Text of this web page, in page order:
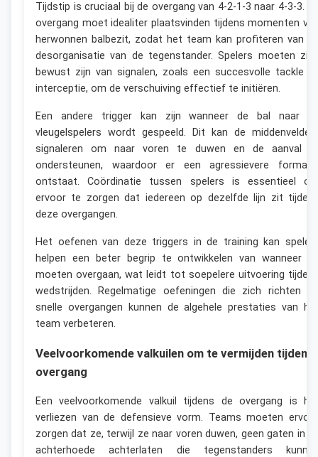
Tijdstip is cruciaal bij de overgang van 4-2-1-3 naar 4-3-3.
overgang moet idealiter plaatsvinden tijdens momenten
herwonnen balbezit, zodat het team kan profiteren van
desorganisatie van de tegenstander. Spelers moeten
bewust zijn van signalen, zoals een succesvolle tackle
interceptie, om de verschuiving effectief te initiëren.
Een andere trigger kan zijn wanneer de bal naar
vleugelspelers wordt gespeeld. Dit kan de
signaleren om naar voren te duwen en de aanval
ondersteunen, waardoor er een agressievere
ontstaat. Coördinatie tussen spelers is essentieel
ervoor te zorgen dat iedereen op dezelfde lijn zit
deze overgangen.
Het oefenen van deze triggers in de training kan
helpen een beter begrip te ontwikkelen van wanneer
moeten overgaan, wat leidt tot soepelere uitvoering
wedstrijden. Regelmatige oefeningen die zich richten
snelle overgangen kunnen de algehele prestaties van
team verbeteren.
Veelvoorkomende valkuilen om te vermijden tijdens
overgang
Een veelvoorkomende valkuil tijdens de overgang is
verliezen van de defensieve vorm. Teams moeten
zorgen dat ze, terwijl ze naar voren duwen, geen gaten in
achterhoede achterlaten die tegenstanders